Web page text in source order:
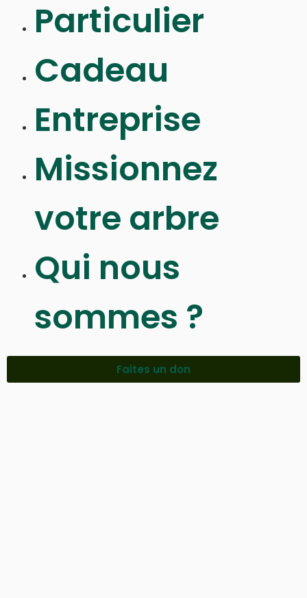
Particulier
Cadeau
Entreprise
Missionnez
votre arbre
Qui nous
sommes ?
Faites un don